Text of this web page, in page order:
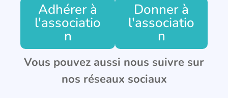
Adhérer à
l'associatio
n
Donner à
l'associatio
n
Vous pouvez aussi nous suivre sur
nos réseaux sociaux